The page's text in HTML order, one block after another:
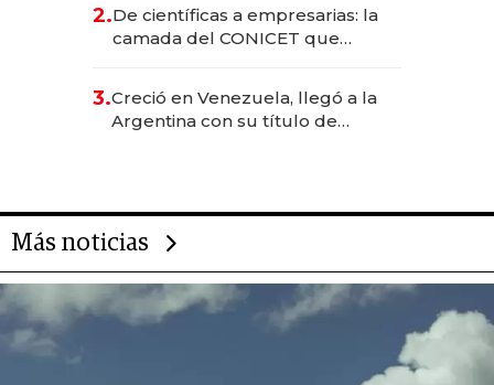
2.De científicas a empresarias: la
camada del CONICET que
3.Creció en Venezuela, llegó a la
Argentina con su título de
Más noticias